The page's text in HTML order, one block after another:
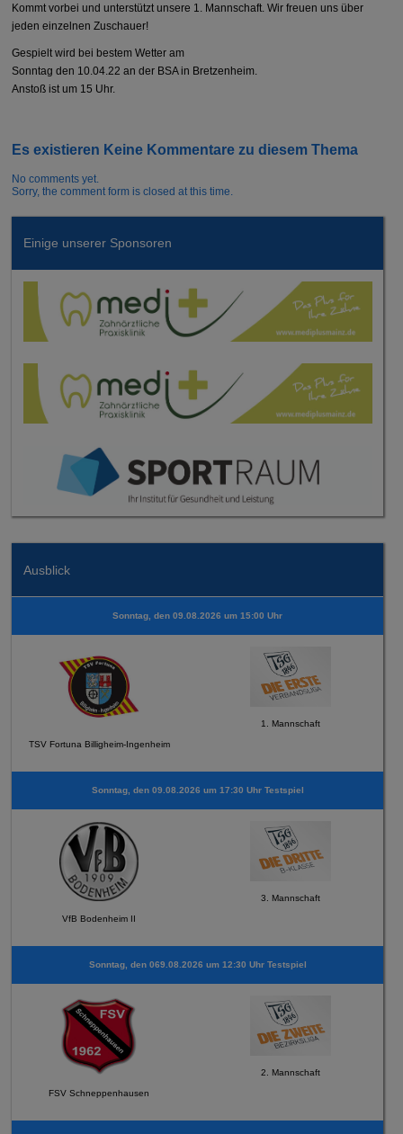
Kommt vorbei und unterstützt unsere 1. Mannschaft. Wir freuen uns über
jeden einzelnen Zuschauer!
Gespielt wird bei bestem Wetter am
Sonntag den 10.04.22 an der BSA in Bretzenheim.
Anstoß ist um 15 Uhr.
Es existieren Keine Kommentare zu diesem Thema
No comments yet.
Sorry, the comment form is closed at this time.
Einige unserer Sponsoren
Ausblick
Sonntag, den 09.08.2026 um 15:00 Uhr
TSV Fortuna Billigheim-Ingenheim
1. Mannschaft
Sonntag, den 09.08.2026 um 17:30 Uhr Testspiel
VfB Bodenheim II
3. Mannschaft
Sonntag, den 069.08.2026 um 12:30 Uhr Testspiel
FSV Schneppenhausen
2. Mannschaft